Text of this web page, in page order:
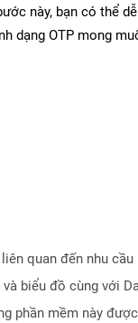
này, bạn có thể
dạng OTP mong
quan đến nhu
biểu đồ cùng với
phần mềm này